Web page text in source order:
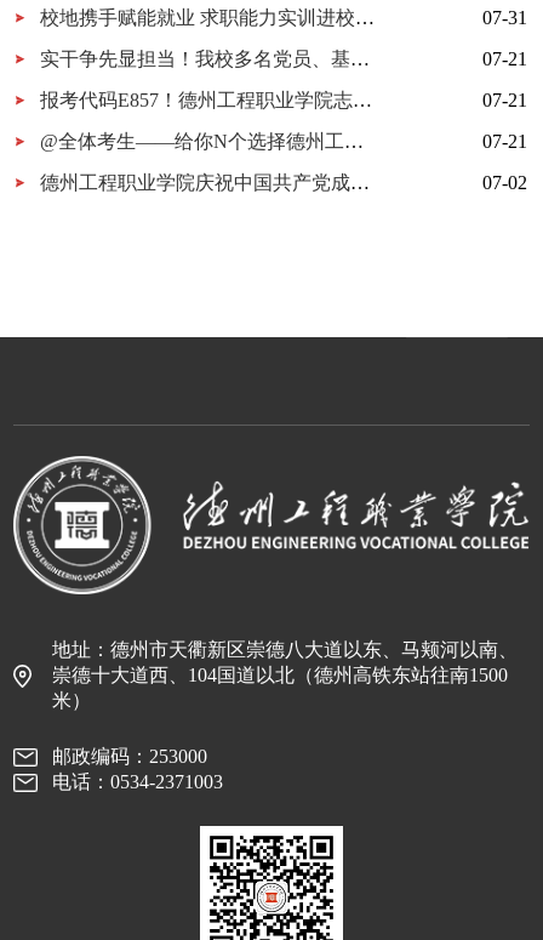
校地携手赋能就业 求职能力实训进校园暨校地服务签约仪式在我校顺利举行
07-31
实干争先显担当！我校多名党员、基层党组织获市级表彰！
07-21
报考代码E857！德州工程职业学院志愿填报指南
07-21
@全体考生——给你N个选择德州工程职业学院的理由
07-21
德州工程职业学院庆祝中国共产党成立105周年MV《旗帜》上线！用歌声唱响百年信仰！
07-02
地址：德州市天衢新区崇德八大道以东、马颊河以南、
崇德十大道西、104国道以北（德州高铁东站往南1500
米）
邮政编码：253000
电话：0534-2371003